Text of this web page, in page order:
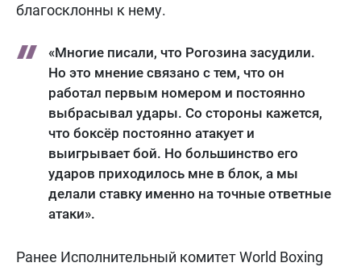
благосклонны к нему.
«Многие писали, что Рогозина засудили.
Но это мнение связано с тем, что он
работал первым номером и постоянно
выбрасывал удары. Со стороны кажется,
что боксёр постоянно атакует и
выигрывает бой. Но большинство его
ударов приходилось мне в блок, а мы
делали ставку именно на точные ответные
атаки».
Ранее Исполнительный комитет World Boxing